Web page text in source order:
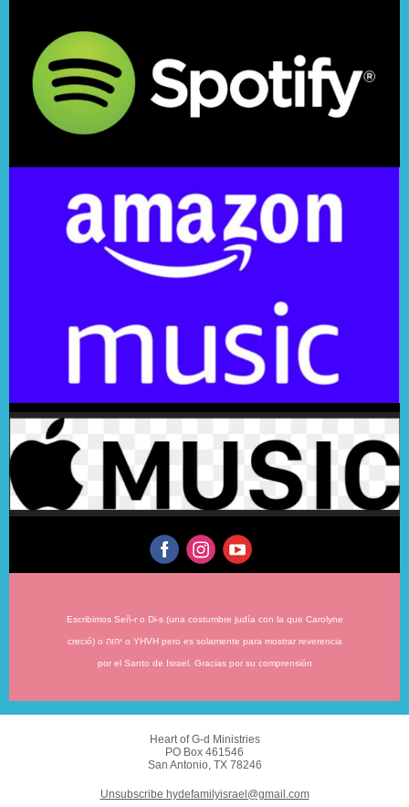
Escribimos Señ-r o Di-s (una costumbre judía con la que Carolyne
creció) o יהוה o YHVH pero es solamente para mostrar reverencia
por el Santo de Israel. Gracias por su comprensión
Heart of G-d Ministries
PO Box 461546
San Antonio, TX 78246
Unsubscribe hydefamilyisrael@gmail.com